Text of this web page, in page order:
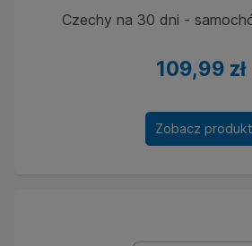
Czechy na 30 dni -
109,99 zł
Zobacz produkt